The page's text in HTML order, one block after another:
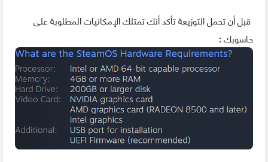
قبل أن تحمل التوزيعة تأكد أنك تمتلك الإمكانيات المطلوبة على
حاسوبك: